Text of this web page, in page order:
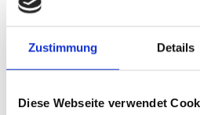
Zustimmung Details
Diese Webseite verwendet
Datum
Beliebtheit (Sales)
Durchschnittliche
Relevanz
Artikelnummer